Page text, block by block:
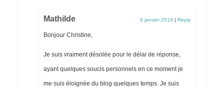
Mathilde 6 janvier 2019 Reply
Bonjour Christine,
Je suis vraiment désolée pour le délai de réponse,
ayant quelques soucis personnels en ce moment je
me suis éloignée du blog quelques temps. Je suis